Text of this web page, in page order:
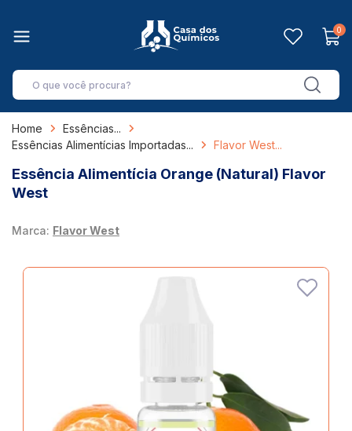
0
Home
Essências
Essências Alimentícias Importadas
Flavor West
Essência Alimentícia Orange (Natural) Flavor
West
Marca: Flavor West